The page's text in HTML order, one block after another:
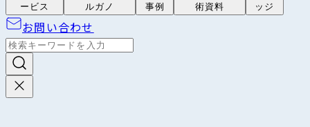
ービス
ルガノ
事例
術資料
ッジ
お問い合わせ